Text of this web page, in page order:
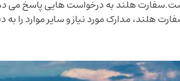
هلند به درخواست هایی پاسخ می
هلند، مدارک مورد نیاز و سایر موارد را